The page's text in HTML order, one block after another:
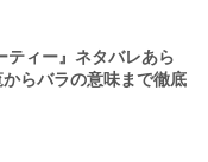
ィー』ネタバレあら
らバラの意味まで徹底